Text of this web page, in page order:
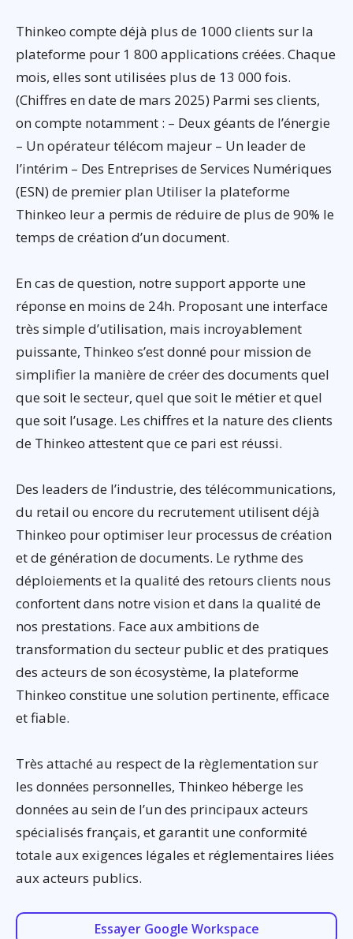
Thinkeo compte déjà plus de 1000 clients sur la
plateforme pour 1 800 applications créées. Chaque
mois, elles sont utilisées plus de 13 000 fois.
(Chiffres en date de mars 2025) Parmi ses clients,
on compte notamment : – Deux géants de l’énergie
– Un opérateur télécom majeur – Un leader de
l’intérim – Des Entreprises de Services Numériques
(ESN) de premier plan Utiliser la plateforme
Thinkeo leur a permis de réduire de plus de 90% le
temps de création d’un document.
En cas de question, notre support apporte une
réponse en moins de 24h. Proposant une interface
très simple d’utilisation, mais incroyablement
puissante, Thinkeo s’est donné pour mission de
simplifier la manière de créer des documents quel
que soit le secteur, quel que soit le métier et quel
que soit l’usage. Les chiffres et la nature des clients
de Thinkeo attestent que ce pari est réussi.
Des leaders de l’industrie, des télécommunications,
du retail ou encore du recrutement utilisent déjà
Thinkeo pour optimiser leur processus de création
et de génération de documents. Le rythme des
déploiements et la qualité des retours clients nous
confortent dans notre vision et dans la qualité de
nos prestations. Face aux ambitions de
transformation du secteur public et des pratiques
des acteurs de son écosystème, la plateforme
Thinkeo constitue une solution pertinente, efficace
et fiable.
Très attaché au respect de la règlementation sur
les données personnelles, Thinkeo héberge les
données au sein de l’un des principaux acteurs
spécialisés français, et garantit une conformité
totale aux exigences légales et réglementaires liées
aux acteurs publics.
Essayer Google Workspace